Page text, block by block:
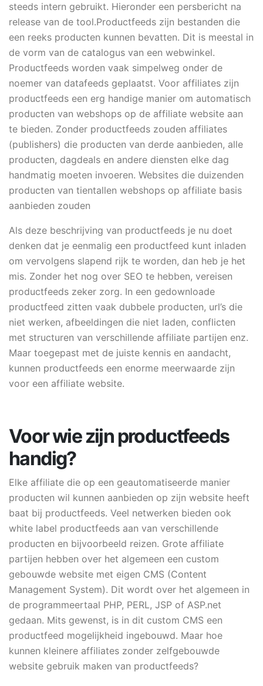
steeds intern gebruikt. Hieronder een persbericht na
release van de tool.Productfeeds zijn bestanden die
een reeks producten kunnen bevatten. Dit is meestal in
de vorm van de catalogus van een webwinkel.
Productfeeds worden vaak simpelweg onder de
noemer van datafeeds geplaatst. Voor affiliates zijn
productfeeds een erg handige manier om automatisch
producten van webshops op de affiliate website aan
te bieden. Zonder productfeeds zouden affiliates
(publishers) die producten van derde aanbieden, alle
producten, dagdeals en andere diensten elke dag
handmatig moeten invoeren. Websites die duizenden
producten van tientallen webshops op affiliate basis
aanbieden zouden
Als deze beschrijving van productfeeds je nu doet
denken dat je eenmalig een productfeed kunt inladen
om vervolgens slapend rijk te worden, dan heb je het
mis. Zonder het nog over SEO te hebben, vereisen
productfeeds zeker zorg. In een gedownloade
productfeed zitten vaak dubbele producten, url’s die
niet werken, afbeeldingen die niet laden, conflicten
met structuren van verschillende affiliate partijen enz.
Maar toegepast met de juiste kennis en aandacht,
kunnen productfeeds een enorme meerwaarde zijn
voor een affiliate website.
Voor wie zijn productfeeds
handig?
Elke affiliate die op een geautomatiseerde manier
producten wil kunnen aanbieden op zijn website heeft
baat bij productfeeds. Veel netwerken bieden ook
white label productfeeds aan van verschillende
producten en bijvoorbeeld reizen. Grote affiliate
partijen hebben over het algemeen een custom
gebouwde website met eigen CMS (Content
Management System). Dit wordt over het algemeen in
de programmeertaal PHP, PERL, JSP of ASP.net
gedaan. Mits gewenst, is in dit custom CMS een
productfeed mogelijkheid ingebouwd. Maar hoe
kunnen kleinere affiliates zonder zelfgebouwde
website gebruik maken van productfeeds?